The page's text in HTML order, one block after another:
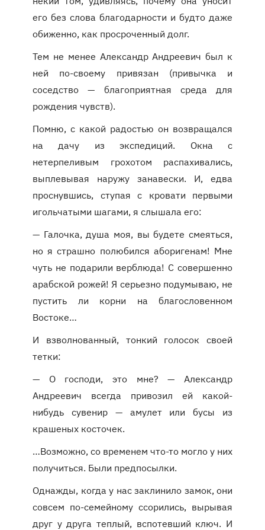
его без слова благодарности и будто даже
обиженно, как просроченный долг.
Тем не менее Александр Андреевич был к
ней по-своему привязан (привычка и
соседство — благоприятная среда для
рождения чувств).
Помню, с какой радостью он возвращался
на дачу из экспедиций. Окна с
нетерпеливым грохотом распахивались,
выплевывая наружу занавески. И, едва
проснувшись, ступая с кровати первыми
игольчатыми шагами, я слышала его:
— Галочка, душа моя, вы будете смеяться,
но я страшно полюбился аборигенам! Мне
чуть не подарили верблюда! С совершенно
арабской рожей! Я серьезно подумываю, не
пустить ли корни на благословенном
Востоке…
И взволнованный, тонкий голосок своей
тетки:
— О господи, это мне? — Александр
Андреевич всегда привозил ей какой-
нибудь сувенир — амулет или бусы из
крашеных косточек.
…Возможно, со временем что-то могло у них
получиться. Были предпосылки.
Однажды, когда у нас заклинило замок, они
совсем по-семейному ссорились, вырывая
друг у друга теплый, вспотевший ключ. И